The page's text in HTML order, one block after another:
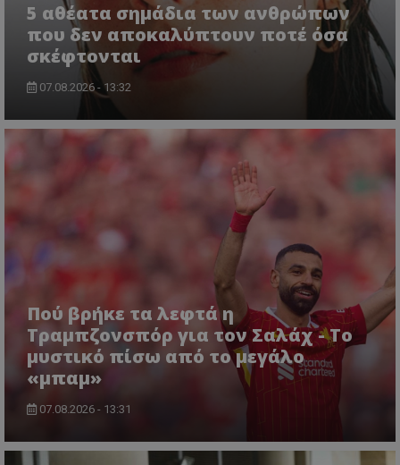
5 αθέατα σημάδια των ανθρώπων
που δεν αποκαλύπτουν ποτέ όσα
σκέφτονται
07.08.2026 - 13:32
Πού βρήκε τα λεφτά η
Τραμπζονσπόρ για τον Σαλάχ - Το
μυστικό πίσω από το μεγάλο
«μπαμ»
07.08.2026 - 13:31